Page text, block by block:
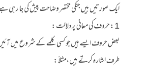
ایک صورتیں ہیں جنکی مختصر وضاحت پیش کی جا رہی
1 : حروف کی معانی پر دلالت :
بعض حروف ایسے ہیں جو کسی کلمے کے شروع میں
طرف اشارہ کرتے ہیں،مثلاً :